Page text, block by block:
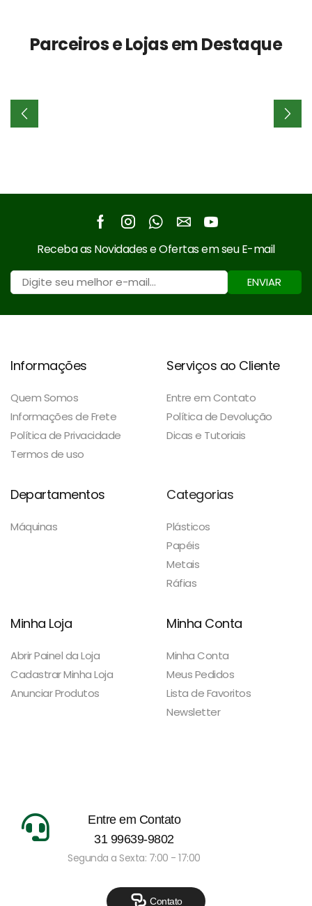
(Preto)
Parceiros e Lojas em Destaque
Facebook
Instagram
Whatsapp
EmailYoutube
Receba as Novidades e Ofertas em seu E-mail
ENVIAR
Informações
Quem Somos
Informações de Frete
Política de Privacidade
Termos de uso
Serviços ao Cliente
Entre em Contato
Política de Devolução
Dicas e Tutoriais
Departamentos
Máquinas
Categorias
Plásticos
Papéis
Metais
Ráfias
Minha Loja
Abrir Painel da Loja
Cadastrar Minha Loja
Anunciar Produtos
Minha Conta
Minha Conta
Meus Pedidos
Lista de Favoritos
Newsletter
Entre em Contato
31 99639-9802
Segunda a Sexta: 7:00 - 17:00
Contato